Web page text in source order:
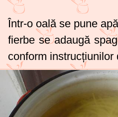
Într-o oală se pune
fierbe se adaugă
conform instrucțiunilor